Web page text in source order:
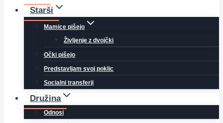
Starši
Mamice pišejo
Življenje z dvojčki
Očki pišejo
Predstavljam svoj poklic
Socialni transferji
Družina
Odnosi